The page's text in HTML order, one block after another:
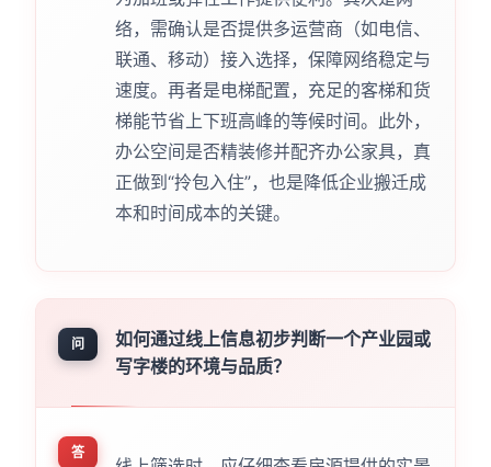
络，需确认是否提供多运营商（如电信、
联通、移动）接入选择，保障网络稳定与
速度。再者是电梯配置，充足的客梯和货
梯能节省上下班高峰的等候时间。此外，
办公空间是否精装修并配齐办公家具，真
正做到“拎包入住”，也是降低企业搬迁成
本和时间成本的关键。
问
如何通过线上信息初步判断一个产业园或
写字楼的环境与品质？
答